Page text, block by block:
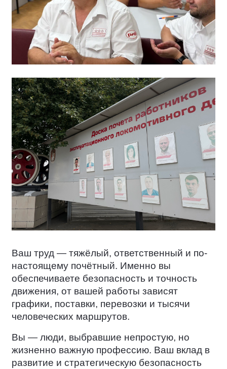
Ваш труд — тяжёлый, ответственный и по-
настоящему почётный. Именно вы
обеспечиваете безопасность и точность
движения, от вашей работы зависят
графики, поставки, перевозки и тысячи
человеческих маршрутов.
Вы — люди, выбравшие непростую, но
жизненно важную профессию. Ваш вклад в
развитие и стратегическую безопасность